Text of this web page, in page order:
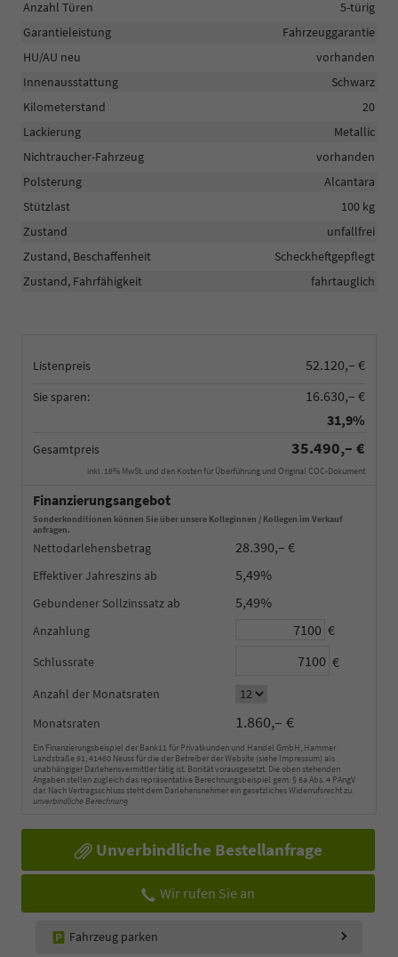
Listenpreis 52.120,– €
Sie sparen:
16.630,– €
31,9%
Gesamtpreis 35.490,– €
inkl. 19% MwSt. und den Kosten für Überführung und Original COC-Dokument
Finanzierungsangebot
Sonderkonditionen können Sie über unsere Kolleginnen / Kollegen im Verkauf
anfragen.
Nettodarlehensbetrag 28.390,– €
Effektiver Jahreszins 5,49%
Gebundener Sollzinssatz 5,49%
Anzahlung €
Schlussrate €
Anzahl der Monatsraten
Monatsraten
1.860,– €
Ein Finanzierungsbeispiel der Bank11 für Privatkunden und Handel GmbH, Hammer
Landstraße 91, 41460 Neuss für die der Betreiber der Website (siehe Impressum) als
unabhängiger Darlehensvermittler tätig ist. Bonität vorausgesetzt. Die oben stehenden
Angaben stellen zugleich das repräsentative Berechnungsbeispiel gem. § 6a Abs. 4 PAngV
dar. Nach Vertragsschluss steht dem Darlehensnehmer ein gesetzliches Widerrufsrecht zu.
unverbindliche Berechnung
Unverbindliche Bestellanfrage
Wir rufen Sie an
Fahrzeug parken
Anzahl Türen
5-türig
Garantieleistung
Fahrzeuggarantie
HU/AU neu
vorhanden
Innenausstattung
Schwarz
Kilometerstand
20
Lackierung
Metallic
Nichtraucher-Fahrzeug
vorhanden
Polsterung
Alcantara
Stützlast
100 kg
Zustand
unfallfrei
Zustand, Beschaffenheit
Scheckheftgepflegt
Zustand, Fahrfähigkeit
fahrtauglich